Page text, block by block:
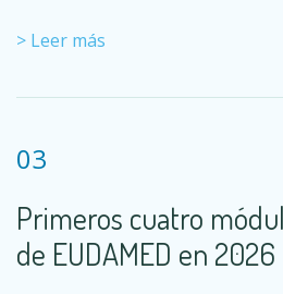
> Leer más
03
Primeros cuatro
de EUDAMED en 2026